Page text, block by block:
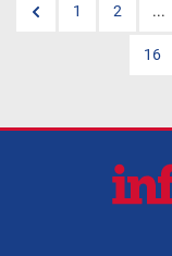
1 2 ...
16